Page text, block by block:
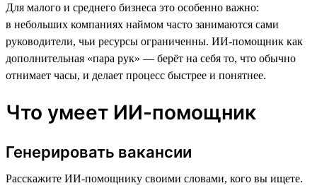
Для малого и среднего бизнеса это особенно важно:
в небольших компаниях наймом часто занимаются сами
руководители, чьи ресурсы ограниченны. ИИ-помощник как
дополнительная «пара рук» — берёт на себя то, что обычно
отнимает часы, и делает процесс быстрее и понятнее.
Что умеет ИИ-помощник
Генерировать вакансии
Расскажите ИИ-помощнику своими словами, кого вы ищете.